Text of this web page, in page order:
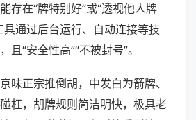
存在“牌特别好”或“透视他人牌
具通过后台运行、自动连接等技
且“安全性高”“不被封号”。
味正宗推倒胡，中发白为箭牌、
杠，胡牌规则简洁明快，极具老